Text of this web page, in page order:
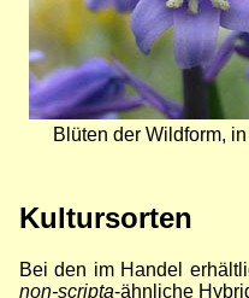
Blüten der Wildform,
Kultursorten
Bei den im Handel
non-scripta-ähnliche